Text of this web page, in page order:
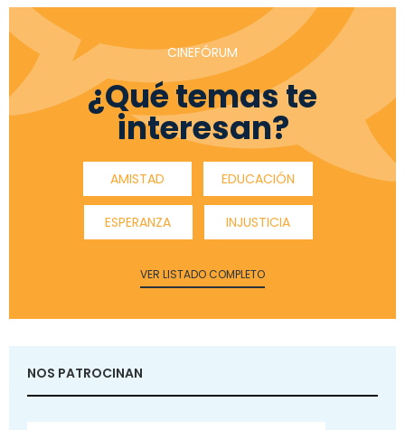
CINEFÓRUM
¿Qué temas te
interesan?
AMISTAD EDUCACIÓN
ESPERANZA INJUSTICIA
VER LISTADO COMPLETO
NOS PATROCINAN